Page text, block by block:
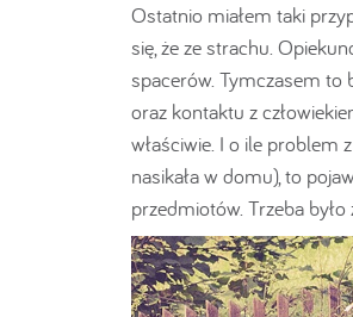
Ostatnio miałem taki
się, że ze strachu.
spacerów. Tymczasem to
oraz kontaktu z
właściwie. I o ile problem
nasikała w domu), to
przedmiotów. Trzeba